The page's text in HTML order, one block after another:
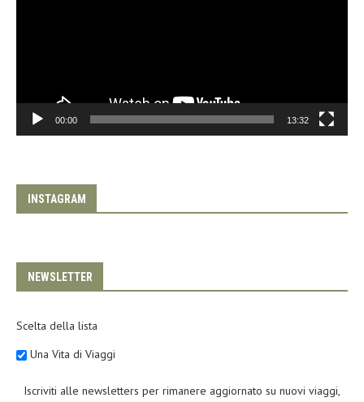
00:00 13:32
INSTAGRAM
NEWSLETTER
Scelta della lista
Una Vita di Viaggi
Iscriviti alle newsletters per rimanere aggiornato su nuovi viaggi,